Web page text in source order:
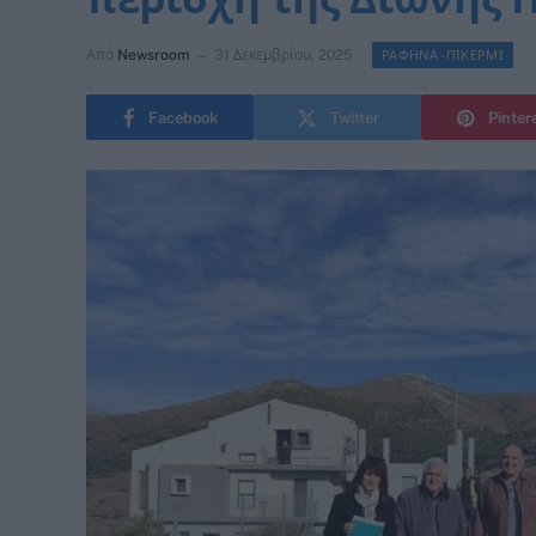
Από Newsroom 31 Δεκεμβρίου, 2025 ΡΑΦΗΝΑ -ΠΙΚΕΡΜΙ
Facebook Twitter